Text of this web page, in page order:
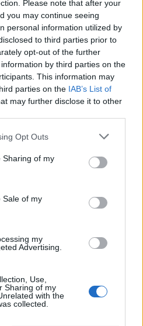
Please note that after your
you may continue seeing
personal information utilized by
to third parties prior to
opt-out of the further
by third parties on the
This information may
parties on the IAB’s List of
may further disclose it to other
Opt Outs
Sharing of my
Sale of my
my
Advertising.
Use,
Sharing of my
with the
collected.